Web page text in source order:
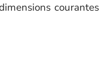
courantes